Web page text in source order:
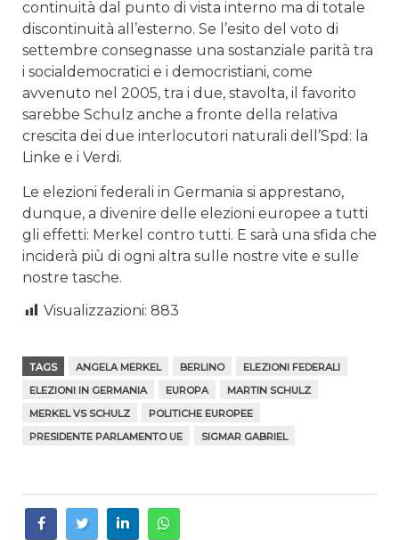
continuità dal punto di vista interno ma di totale
discontinuità all’esterno. Se l’esito del voto di
settembre consegnasse una sostanziale parità tra
i socialdemocratici e i democristiani, come
avvenuto nel 2005, tra i due, stavolta, il favorito
sarebbe Schulz anche a fronte della relativa
crescita dei due interlocutori naturali dell’Spd: la
Linke e i Verdi.
Le elezioni federali in Germania si apprestano,
dunque, a divenire delle elezioni europee a tutti
gli effetti: Merkel contro tutti. E sarà una sfida che
inciderà più di ogni altra sulle nostre vite e sulle
nostre tasche.
Visualizzazioni: 883
TAGS ANGELA MERKEL BERLINO
ELEZIONI FEDERALI
ELEZIONI IN GERMANIA
EUROPA
MARTIN SCHULZ
MERKEL VS SCHULZ
POLITICHE EUROPEE
PRESIDENTE PARLAMENTO UE
SIGMAR GABRIEL